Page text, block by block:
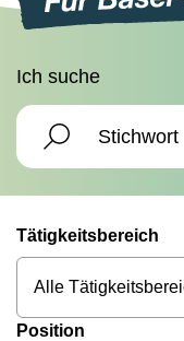
Ich suche
Tätigkeitsbereich
Alle
Position